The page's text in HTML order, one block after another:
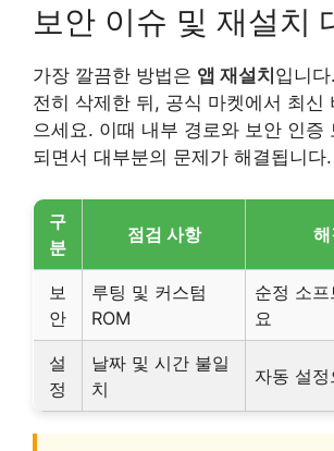
보안 이슈 및 재설치
가장 깔끔한 방법은 앱 재설치입니
전히 삭제한 뒤, 공식 마켓에서 최신
으세요. 이때 내부 경로와 보안 인증
되면서 대부분의 문제가 해결됩니다.
구
분
점검 사항 해
보
안
루팅 및 커스텀
ROM
순정 소
요
설
정
날짜 및 시간 불일
치
자동 설